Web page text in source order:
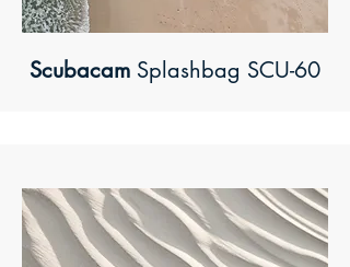
Scubacam Splashbag SCU-60